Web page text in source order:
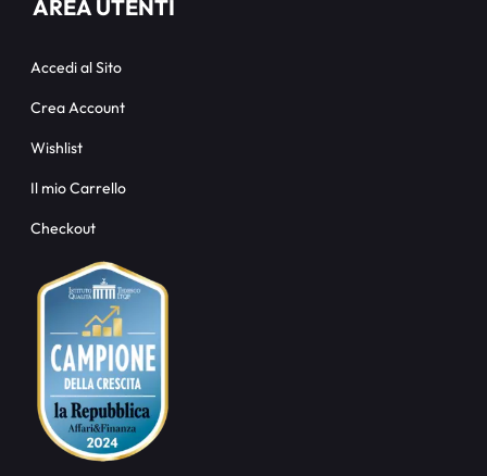
AREA UTENTI
Accedi al Sito
Crea Account
Wishlist
Il mio Carrello
Checkout